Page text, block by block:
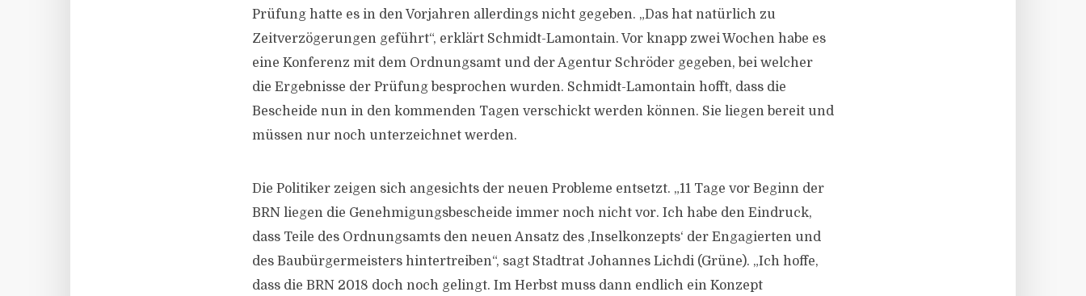
Prüfung hatte es in den Vorjahren allerdings nicht gegeben. „Das hat natürlich zu
Zeitverzögerungen geführt“, erklärt Schmidt-Lamontain. Vor knapp zwei Wochen habe es
eine Konferenz mit dem Ordnungsamt und der Agentur Schröder gegeben, bei welcher
die Ergebnisse der Prüfung besprochen wurden. Schmidt-Lamontain hofft, dass die
Bescheide nun in den kommenden Tagen verschickt werden können. Sie liegen bereit und
müssen nur noch unterzeichnet werden.
Die Politiker zeigen sich angesichts der neuen Probleme entsetzt. „11 Tage vor Beginn der
BRN liegen die Genehmigungsbescheide immer noch nicht vor. Ich habe den Eindruck,
dass Teile des Ordnungsamts den neuen Ansatz des ‚Inselkonzepts‘ der Engagierten und
des Baubürgermeisters hintertreiben“, sagt Stadtrat Johannes Lichdi (Grüne). „Ich hoffe,
dass die BRN 2018 doch noch gelingt. Im Herbst muss dann endlich ein Konzept